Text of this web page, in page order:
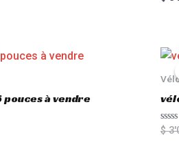
a
o
u
o
f
à vendre
R
a
$